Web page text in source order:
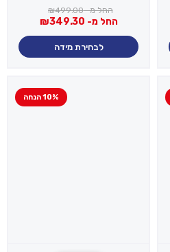
החל מ- ₪499.00
החל מ- ₪349.30
לבחירת מידה
10% הנחה